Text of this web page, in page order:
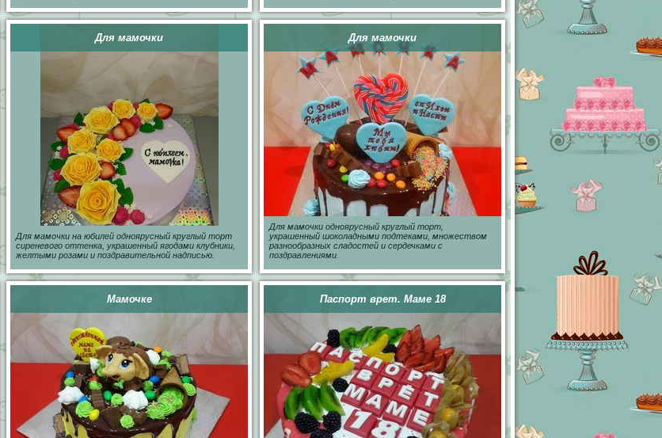
Для мамочки
Для мамочки на юбилей одноярусный круглый торт
сиреневого оттенка, украшенный ягодами клубники,
желтыми розами и поздравительной надписью.
Для мамочки
Для мамочки одноярусный круглый торт,
украшенный шоколадными подтеками, множеством
разнообразных сладостей и сердечками с
поздравлениями.
Мамочке Паспорт врет. Маме 18